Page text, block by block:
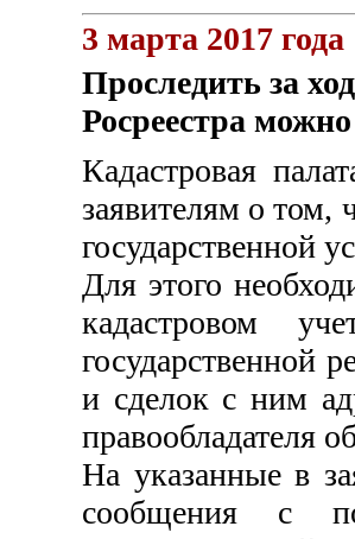
3 марта 2017 года
Проследить за
Росреестра
Кадастровая
заявителям о том,
государственной
Для этого
кадастровом
государственной
и сделок с ним
правообладателя
На указанные в
сообщения с